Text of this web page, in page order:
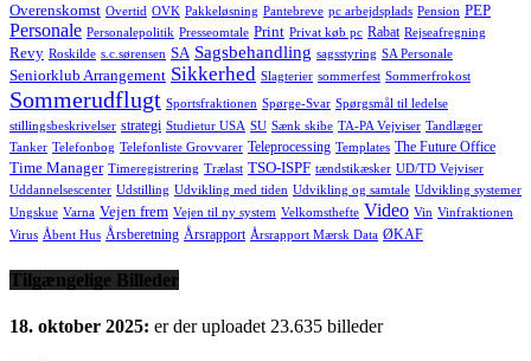
Overenskomst Overtid OVK Pakkeløsning Pantebreve pc arbejdsplads Pension PEP
Personale Personalepolitik Presseomtale Print Privat køb pc Rabat Rejseafregning
Revy Roskilde s.c.sørensen SA Sagsbehandling sagsstyring SA Personale
Seniorklub Arrangement Sikkerhed Slagterier sommerfest Sommerfrokost
Sommerudflugt Sportsfraktionen Spørge-Svar Spørgsmål til ledelse
stillingsbeskrivelser strategi Studietur USA SU Sænk skibe TA-PA Vejviser Tandlæger
Tanker Telefonbog Telefonliste Grovvarer Teleprocessing Templates The Future Office
Time Manager Timeregistrering Trælast TSO-ISPF tændstikæsker UD/TD Vejviser
Uddannelsescenter Udstilling Udvikling med tiden Udvikling og samtale Udvikling systemer
Ungskue Varna Vejen frem Vejen til ny system Velkomsthefte Video Vin Vinfraktionen
Virus Åbent Hus Årsberetning Årsrapport Årsrapport Mærsk Data ØKAF
Tilgængelige Billeder
18. oktober 2025: er der uploadet 23.635 billeder